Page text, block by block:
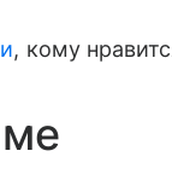
, кому